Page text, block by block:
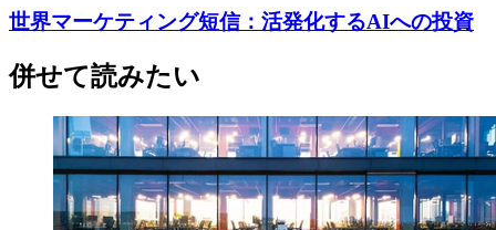
世界マーケティング短信：活発化するAIへの投資
併せて読みたい